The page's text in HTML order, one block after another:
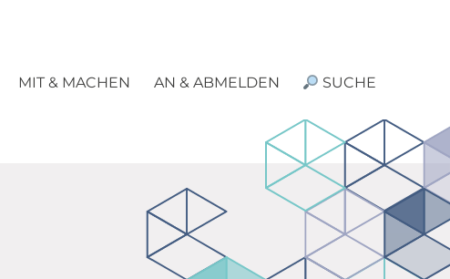
MIT & MACHEN AN & ABMELDEN SUCHE